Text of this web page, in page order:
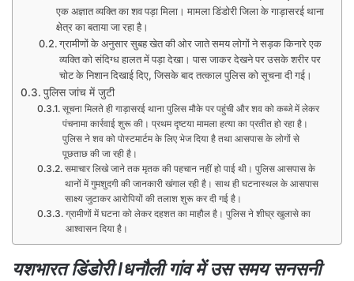
एक अज्ञात व्यक्ति का शव पड़ा मिला। मामला डिंडोरी जिला के गाड़ासरई थाना
क्षेत्र का बताया जा रहा है।
ग्रामीणों के अनुसार सुबह खेत की ओर जाते समय लोगों ने सड़क किनारे एक
व्यक्ति को संदिग्ध हालत में पड़ा देखा। पास जाकर देखने पर उसके शरीर पर
चोट के निशान दिखाई दिए, जिसके बाद तत्काल पुलिस को सूचना दी गई।
पुलिस जांच में जुटी
सूचना मिलते ही गाड़ासरई थाना पुलिस मौके पर पहुंची और शव को कब्जे में लेकर
पंचनामा कार्रवाई शुरू की। प्रथम दृष्टया मामला हत्या का प्रतीत हो रहा है।
पुलिस ने शव को पोस्टमार्टम के लिए भेज दिया है तथा आसपास के लोगों से
पूछताछ की जा रही है।
समाचार लिखे जाने तक मृतक की पहचान नहीं हो पाई थी। पुलिस आसपास के
थानों में गुमशुदगी की जानकारी खंगाल रही है। साथ ही घटनास्थल के आसपास
साक्ष्य जुटाकर आरोपियों की तलाश शुरू कर दी गई है।
ग्रामीणों में घटना को लेकर दहशत का माहौल है। पुलिस ने शीघ्र खुलासे का
आश्वासन दिया है।
यशभारत डिंडोरी lधनौली गांव में उस समय सनसनी